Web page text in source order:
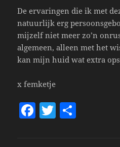
De ervaringen die ik met
natuurlijk erg
mijzelf niet meer zo’n
algemeen, alleen met het
kan mijn huid wat extra
x femketje
F T